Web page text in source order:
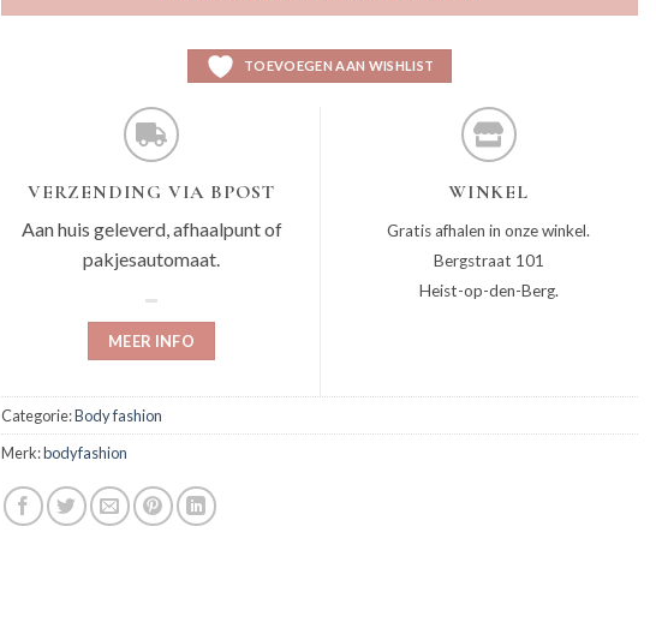
TOEVOEGEN AAN WISHLIST
VERZENDING VIA BPOST
Aan huis geleverd, afhaalpunt of
pakjesautomaat.
MEER INFO
WINKEL
Gratis afhalen in onze winkel.
Bergstraat 101
Heist-op-den-Berg.
Categorie:Body fashion
Merk:bodyfashion